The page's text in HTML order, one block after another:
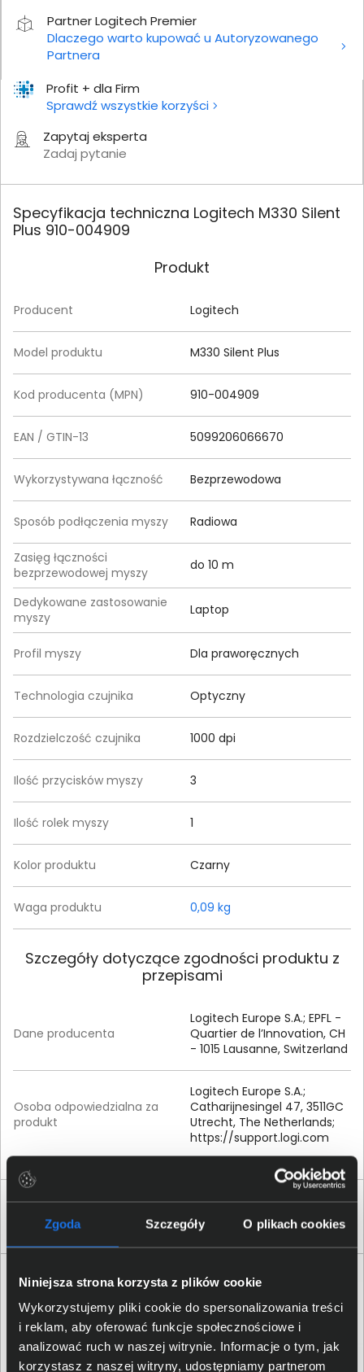
Zgoda Szczegóły O plikach cookies
Niniejsza strona korzysta z plików cookie
Wykorzystujemy pliki cookie do spersonalizowania treści
i reklam, aby oferować funkcje społecznościowe i
analizować ruch w naszej witrynie. Informacje o tym, jak
korzystasz z naszej witryny, udostępniamy partnerom
Profit + dla Firm
Sprawdź wszystkie korzyści
Zapytaj eksperta
Zadaj pytanie
Partner Logitech Premier
Dlaczego warto kupować u Autoryzowanego
Partnera
Specyfikacja techniczna Logitech M330 Silent
Plus 910-004909
Produkt
Producent Logitech
Model produktu M330 Silent Plus
Kod producenta (MPN) 910-004909
EAN / GTIN-13 5099206066670
Wykorzystywana łączność Bezprzewodowa
Sposób podłączenia myszy Radiowa
Zasięg łączności
bezprzewodowej myszy
do 10 m
Dedykowane zastosowanie
myszy
Laptop
Profil myszy Dla praworęcznych
Technologia czujnika Optyczny
Rozdzielczość czujnika 1000 dpi
Ilość przycisków myszy 3
Ilość rolek myszy 1
Kolor produktu Czarny
Waga produktu 0,09 kg
Szczegóły dotyczące zgodności produktu z
przepisami
Dane producenta
Logitech Europe S.A.; EPFL -
Quartier de l’Innovation, CH
- 1015 Lausanne, Switzerland
Osoba odpowiedzialna za
produkt
Logitech Europe S.A.;
Catharijnesingel 47, 3511GC
Utrecht, The Netherlands;
https://support.logi.com
Klienci, którzy kupili ten produkt często
wybierali również